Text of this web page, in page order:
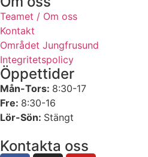
Teamet / Om oss
Kontakt
Området Jungfrusund
Integritetspolicy
Öppettider
Mån-Tors: 8:30-17
Fre: 8:30-16
Lör-Sön: Stängt
Kontakta oss